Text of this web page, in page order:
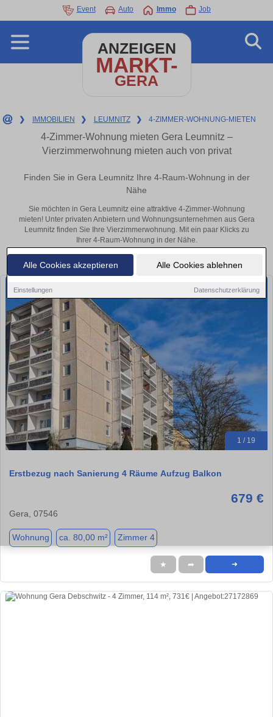
Alle Cookies akzeptieren Alle Cookies ablehnen
Einstellungen Datenschutzerklärung
Event Auto Immo Job
ANZEIGEN
MARKT-
GERA
❯ IMMOBILIEN ❯ LEUMNITZ ❯ 4-ZIMMER-WOHNUNG-MIETEN
4-Zimmer-Wohnung mieten Gera Leumnitz –
Vierzimmerwohnung mieten auch von privat
Finden Sie in Gera Leumnitz Ihre 4-Raum-Wohnung in der
Nähe
Sie möchten in Gera Leumnitz eine attraktive 4-Zimmer-Wohnung
mieten! Unter privaten Anbietern und Wohnungsunternehmen aus Gera
Leumnitz finden Sie Ihre Vierzimmerwohnung. Mit ein paar Klicks zu
Ihrer 4-Raum-Wohnung in der Nähe.
Aktuelle Wohnung zum mieten
1 / 19
Erstbezug nach Sanierung 4 Räume Aufzug Balkon
679 €
Gera, 07546
Wohnung ca. 80,00 m² Zimmer 4
★ ➦ ➜